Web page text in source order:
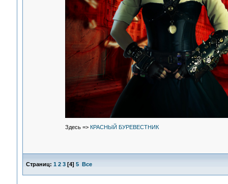
Здесь => КРАСНЫЙ БУРЕВЕСТНИК
Страниц: 1 2 3[4] 5 Все